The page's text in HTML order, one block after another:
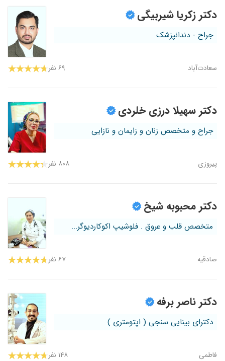
دکتر زکریا شیربیگی
جراح - دندانپزشک
سعادت‌آباد ۶۹ نفر
دکتر سهیلا درزی خلردی
جراح و متخصص زنان و زایمان و نازایی
پیروزی ۸۰۸ نفر
دکتر محبوبه شیخ
متخصص قلب و عروق . فلوشیپ اکوکاردیوگر...
صادقیه ۶۷ نفر
دکتر ناصر برفه
دکترای بینایی سنجی ( اپتومتری )
فاطمی ۱۴۸ نفر